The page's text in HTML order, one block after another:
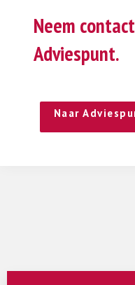
Neem
Adviespunt.
Naar